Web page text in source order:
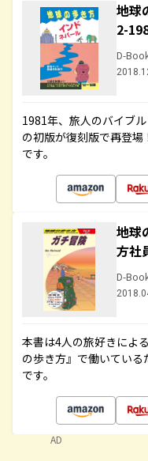
地球
2-
D-
1981年、旅人のバイブ
の初版が復刻版で再登
です。
地球
方社
D-
本書は4人の旅好きによ
の歩き方』で働いてい
です。
AD